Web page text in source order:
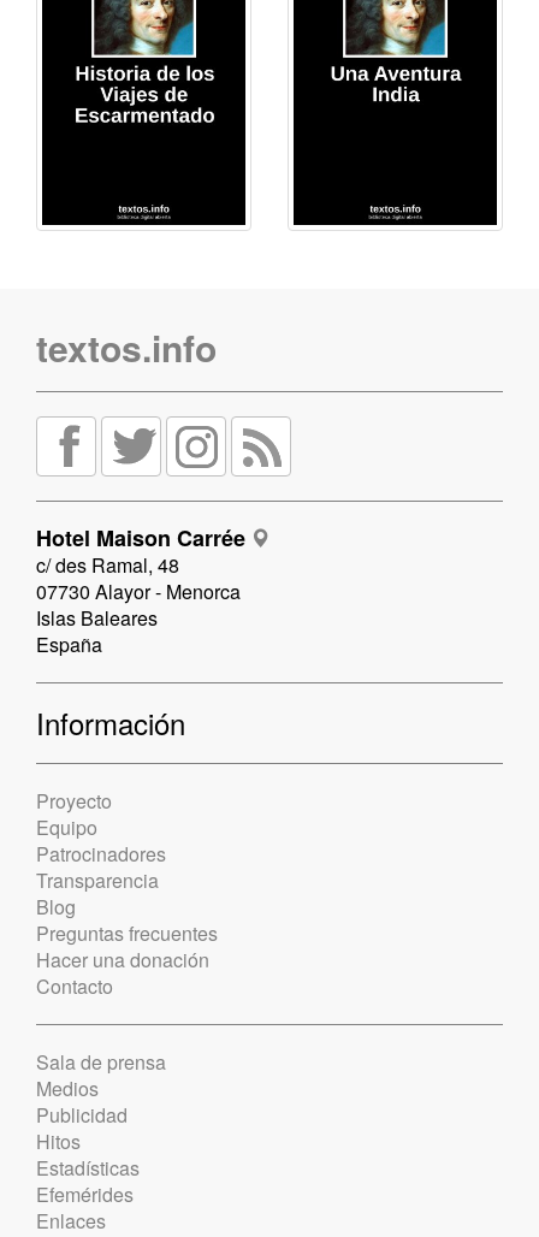
textos.info
Hotel Maison Carrée
c/ des Ramal, 48
07730 Alayor - Menorca
Islas Baleares
España
Información
Proyecto
Equipo
Patrocinadores
Transparencia
Blog
Preguntas frecuentes
Hacer una donación
Contacto
Sala de prensa
Medios
Publicidad
Hitos
Estadísticas
Efemérides
Enlaces